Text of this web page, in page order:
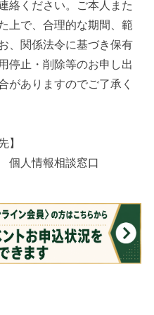
絡ください。ご本人また
上で、合理的な期間、範
、関係法令に基づき保有
停止・削除等のお申し出
がありますのでご了承く
】
人情報相談窓口